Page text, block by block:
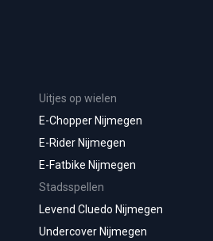
Uitjes op wielen
E-Chopper Nijmegen
E-Rider Nijmegen
E-Fatbike Nijmegen
Stadsspellen
Levend Cluedo Nijmegen
Undercover Nijmegen